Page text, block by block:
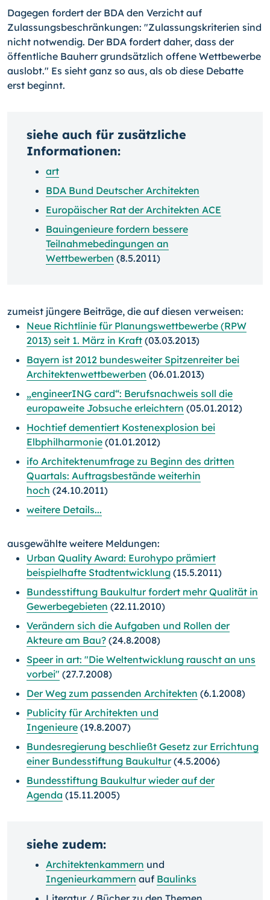
Dagegen fordert der BDA den Verzicht auf
Zulassungsbeschränkungen: "Zulassungskriterien sind
nicht notwendig. Der BDA fordert daher, dass der
öffentliche Bauherr grundsätzlich offene Wettbewerbe
auslobt." Es sieht ganz so aus, als ob diese Debatte
erst beginnt.
siehe auch für zusätzliche
Informationen:
art
BDA Bund Deutscher Architekten
Europäischer Rat der Architekten ACE
Bauingenieure fordern bessere
Teilnahmebedingungen an
Wettbewerben (8.5.2011)
zumeist jüngere Beiträge, die auf diesen verweisen:
Neue Richtlinie für Planungswettbewerbe (RPW
2013) seit 1. März in Kraft (03.03.2013)
Bayern ist 2012 bundesweiter Spitzenreiter bei
Architektenwettbewerben (06.01.2013)
„engineerING card“: Berufsnachweis soll die
europaweite Jobsuche erleichtern (05.01.2012)
Hochtief dementiert Kostenexplosion bei
Elbphilharmonie (01.01.2012)
ifo Architektenumfrage zu Beginn des dritten
Quartals: Auftragsbestände weiterhin
hoch (24.10.2011)
weitere Details...
ausgewählte weitere Meldungen:
Urban Quality Award: Eurohypo prämiert
beispielhafte Stadtentwicklung (15.5.2011)
Bundesstiftung Baukultur fordert mehr Qualität in
Gewerbegebieten (22.11.2010)
Verändern sich die Aufgaben und Rollen der
Akteure am Bau? (24.8.2008)
Speer in art: "Die Weltentwicklung rauscht an uns
vorbei" (27.7.2008)
Der Weg zum passenden Architekten (6.1.2008)
Publicity für Architekten und
Ingenieure (19.8.2007)
Bundesregierung beschließt Gesetz zur Errichtung
einer Bundesstiftung Baukultur(4.5.2006)
Bundesstiftung Baukultur wieder auf der
Agenda (15.11.2005)
siehe zudem:
Architektenkammern und
Ingenieurkammern auf Baulinks